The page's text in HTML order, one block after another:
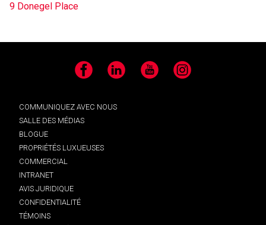
9 Donegel Place
Facebook LinkedIn YouTube Instagram
COMMUNIQUEZ AVEC NOUS
SALLE DES MÉDIAS
BLOGUE
PROPRIÉTÉS LUXUEUSES
COMMERCIAL
INTRANET
AVIS JURIDIQUE
CONFIDENTIALITÉ
TÉMOINS